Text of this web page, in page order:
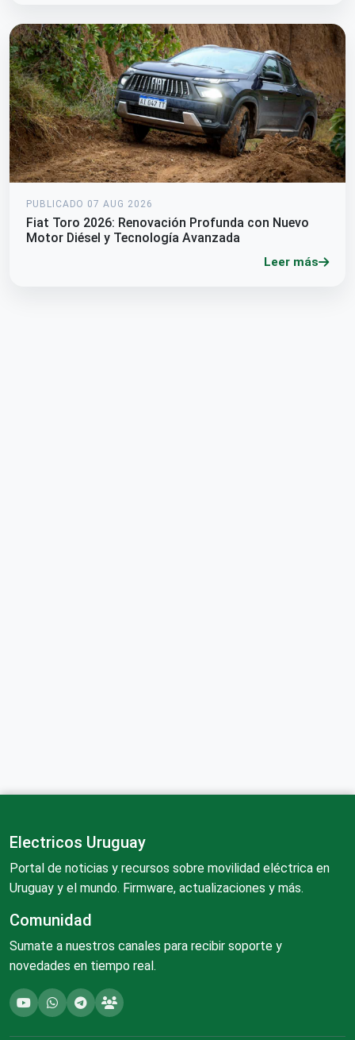
PUBLICADO 07 AUG 2026
Fiat Toro 2026: Renovación Profunda con Nuevo
Motor Diésel y Tecnología Avanzada
Leer más
Electricos Uruguay
Portal de noticias y recursos sobre movilidad eléctrica en
Uruguay y el mundo. Firmware, actualizaciones y más.
Comunidad
Sumate a nuestros canales para recibir soporte y
novedades en tiempo real.